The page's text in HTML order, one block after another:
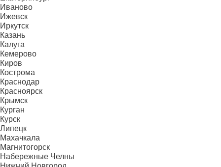
Иваново
Ижевск
Иркутск
Казань
Калуга
Кемерово
Киров
Кострома
Краснодар
Красноярск
Крымск
Курган
Курск
Липецк
Махачкала
Магнитогорск
Набережные Челны